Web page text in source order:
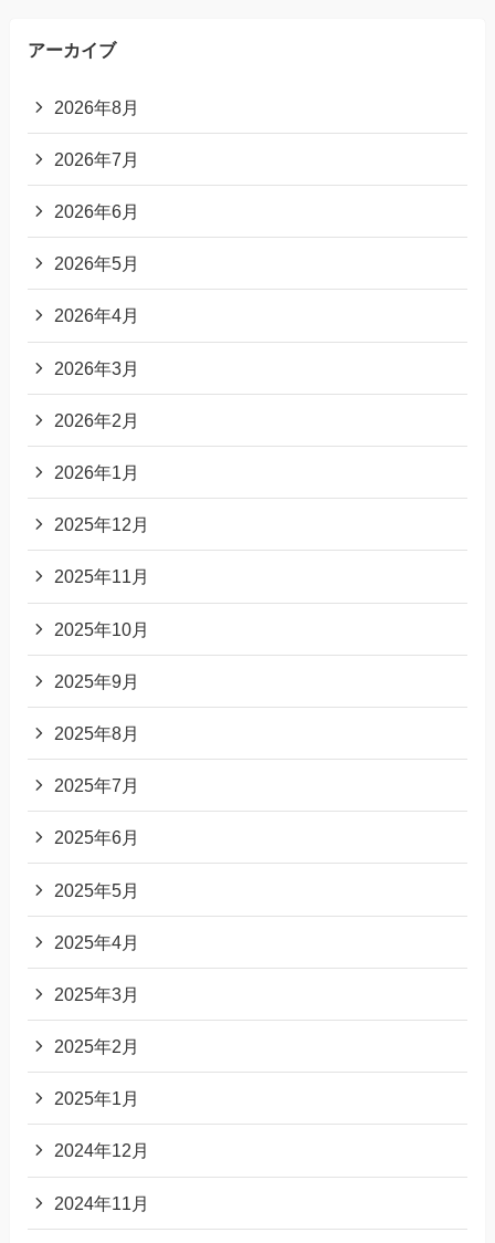
アーカイブ
2026年8月
2026年7月
2026年6月
2026年5月
2026年4月
2026年3月
2026年2月
2026年1月
2025年12月
2025年11月
2025年10月
2025年9月
2025年8月
2025年7月
2025年6月
2025年5月
2025年4月
2025年3月
2025年2月
2025年1月
2024年12月
2024年11月